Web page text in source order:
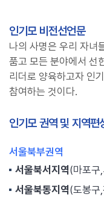
인기모 비전선언문
나의 사명은 우리 자녀
품고 모든 분야에서 선
리더로 양육하고자 인
참여하는 것이다.
인기모 권역 및 지역편
서울북부권역
서울북서지역(마포구
서울북동지역(도봉구